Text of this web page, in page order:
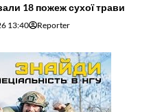
18 пожеж сухої трави
13:40 Reporter